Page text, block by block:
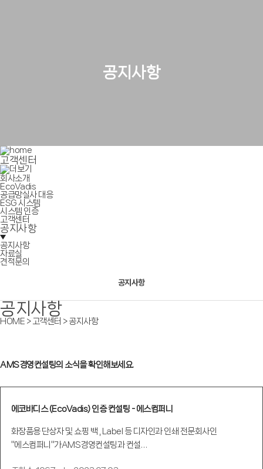
공지사항
고객센터
회사소개
EcoVadis
공급망실사 대응
ESG 시스템
시스템 인증
고객센터
공지사항
공지사항
자료실
견적문의
공지사항
공지사항
HOME > 고객센터 > 공지사항
AMS경영컨설팅의 소식을 확인해보세요.
에코바디스 (EcoVadis) 인증 컨설팅 - 에스컴퍼니
화장품용 단상자 및 쇼핑 백 , Label 등 디자인과 인쇄 전문회사인
"에스컴퍼니"가AMS경영컨설팅과 컨설…